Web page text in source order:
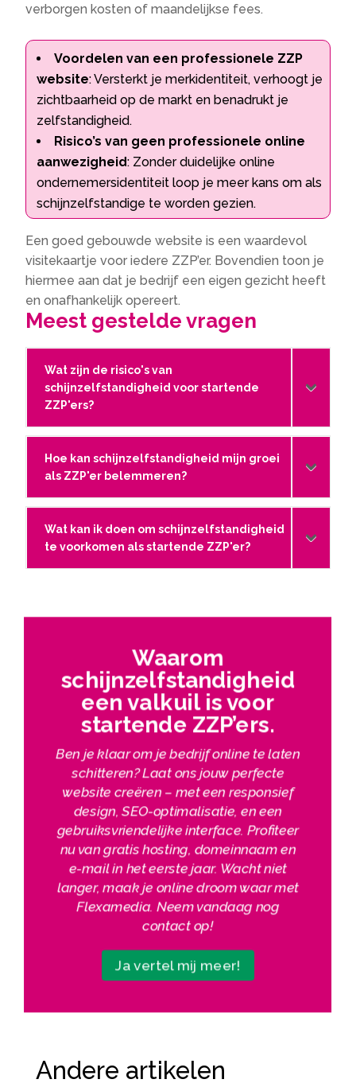
verborgen kosten of maandelijkse fees.
Voordelen van een professionele ZZP
website: Versterkt je merkidentiteit, verhoogt je
zichtbaarheid op de markt en benadrukt je
zelfstandigheid.
Risico’s van geen professionele online
aanwezigheid: Zonder duidelijke online
ondernemersidentiteit loop je meer kans om als
schijnzelfstandige te worden gezien.
Een goed gebouwde website is een waardevol
visitekaartje voor iedere ZZP’er. Bovendien toon je
hiermee aan dat je bedrijf een eigen gezicht heeft
en onafhankelijk opereert.
Meest gestelde vragen
Wat zijn de risico's van
schijnzelfstandigheid voor startende
ZZP'ers?
Hoe kan schijnzelfstandigheid mijn groei
als ZZP'er belemmeren?
Wat kan ik doen om schijnzelfstandigheid
te voorkomen als startende ZZP'er?
Waarom
schijnzelfstandigheid
een valkuil is voor
startende ZZP’ers.​
Ben je klaar om je bedrijf online te laten
schitteren? Laat ons jouw perfecte
website creëren – met een responsief
design, SEO-optimalisatie, en een
gebruiksvriendelijke interface. Profiteer
nu van gratis hosting, domeinnaam en
e-mail in het eerste jaar. Wacht niet
langer, maak je online droom waar met
Flexamedia. Neem vandaag nog
contact op!
Ja vertel mij meer!
Andere artikelen